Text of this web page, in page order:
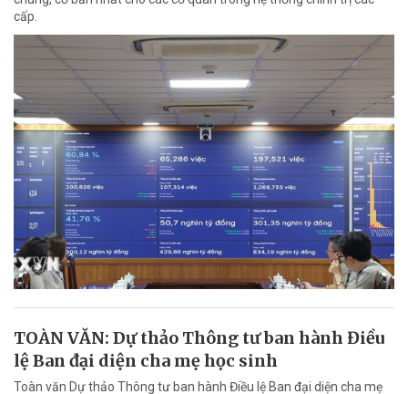
cấp.
TOÀN VĂN: Dự thảo Thông tư ban hành Điều
lệ Ban đại diện cha mẹ học sinh
Toàn văn Dự thảo Thông tư ban hành Điều lệ Ban đại diện cha mẹ